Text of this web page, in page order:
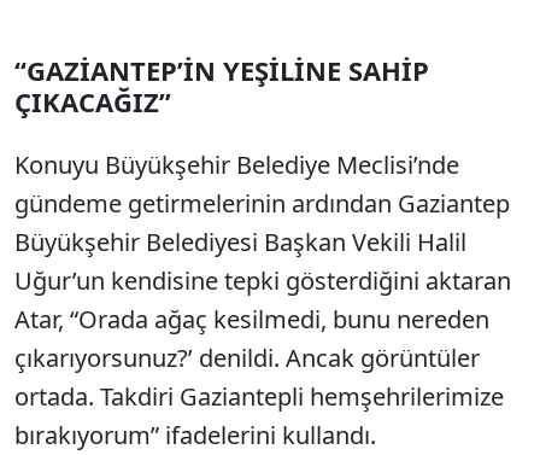
“GAZİANTEP’İN YEŞİLİNE SAHİP
ÇIKACAĞIZ”
Konuyu Büyükşehir Belediye Meclisi’nde
gündeme getirmelerinin ardından Gaziantep
Büyükşehir Belediyesi Başkan Vekili Halil
Uğur’un kendisine tepki gösterdiğini aktaran
Atar, “Orada ağaç kesilmedi, bunu nereden
çıkarıyorsunuz?’ denildi. Ancak görüntüler
ortada. Takdiri Gaziantepli hemşehrilerimize
bırakıyorum” ifadelerini kullandı.